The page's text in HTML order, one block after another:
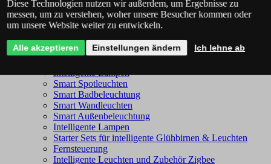
Philips Hue - das komplette Angebot
Immax NEO - komplettes Sortiment
Trio Wiz - das komplette Angebot
Smart Kronleuchter
Smart Deckenleuchten
Intelligente Lampen
Smart Spotleuchten
Smart Badbeleuchtung
Smart Wandleuchten
Smart Außenbeleuchtung
Intelligente Lampen
Starter Sets für intelligente Glühbirnen & Leuchten
Fernsteuerung
Intelligente Leuchten und Zubehör Zigbee
Diese Technologien nutzen wir außerdem, um Ergebnisse zu
messen, um zu verstehen, woher unsere Besucher kommen oder
um unsere Website weiter zu entwickeln.
Alle akzeptieren Einstellungen ändern Ich lehne ab